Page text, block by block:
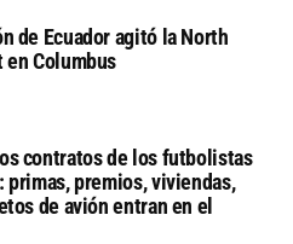
de Ecuador agitó la North
en Columbus
contratos de los futbolistas
primas, premios, viviendas,
de avión entran en el